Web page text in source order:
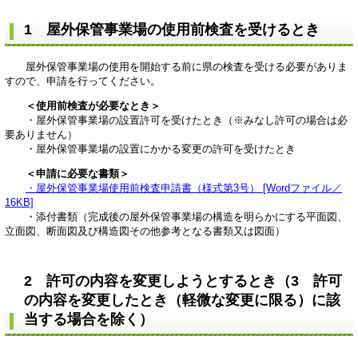
1 屋外保管事業場の使用前検査を受けるとき
屋外保管事業場の使用を開始する前に県の検査を受ける必要がありま
すので、申請を行ってください。
＜使用前検査が必要なとき＞
・屋外保管事業場の設置許可を受けたとき（※みなし許可の場合は必
要ありません）
・屋外保管事業場の設置にかかる変更の許可を受けたとき
＜申請に必要な書類＞
・屋外保管事業場使用前検査申請書（様式第3号） [Wordファイル／
16KB]
・添付書類（完成後の屋外保管事業場の構造を明らかにする平面図、
立面図、断面図及び構造図その他参考となる書類又は図面）
2 許可の内容を変更しようとするとき（3 許可
の内容を変更したとき（軽微な変更に限る）に該
当する場合を除く）